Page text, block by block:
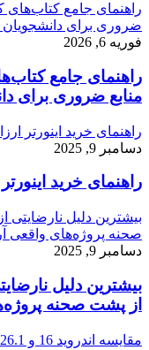
راهنمای جامع کتاب‌های
ضروری برای
فوریه 6, 2026
راهنمای جامع
منابع ضروری برای
راهنمای خرید اینورتر
دسامبر 9, 2025
راهنمای خرید
بیشترین دلیل
صحنه پروژه‌های واقعی
دسامبر 9, 2025
بیشترین دلیل
از پشت صحنه